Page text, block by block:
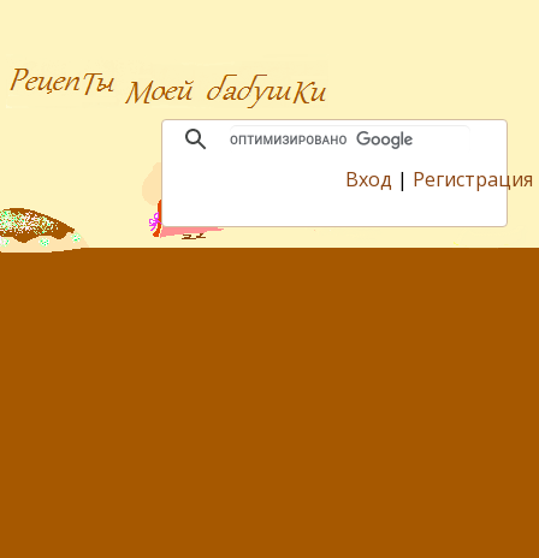
Вход | Регистрация